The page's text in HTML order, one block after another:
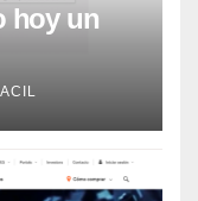
hoy un